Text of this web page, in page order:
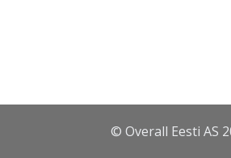
© Overall Eesti AS